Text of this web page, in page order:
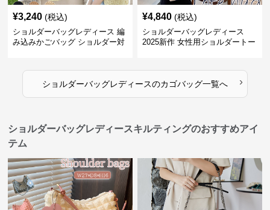
¥3,240 (税込)
ショルダーバッグレディース 編
み込みかごバッグ ショルダー対
¥4,840 (税込)
ショルダーバッグレディース
2025新作 女性用ショルダートー
ショルダーバッグレディースのカゴバッグ一覧へ ›
ショルダーバッグレディースキルティングのおすすめアイ
テム